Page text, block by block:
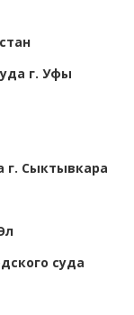
г. Уфы
г. Сыктывкара
суда